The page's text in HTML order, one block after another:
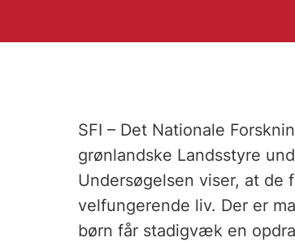
SFI – Det Nationale
grønlandske Landsstyre
Undersøgelsen viser, at de
velfungerende liv. Der er
børn får stadigvæk en